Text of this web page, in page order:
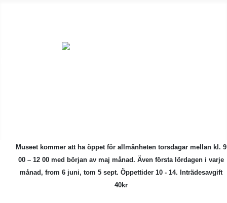
Museet kommer att ha öppet för allmänheten torsdagar mellan kl. 9
00 – 12 00 med början av maj månad. Även första lördagen i varje
månad, from 6 juni, tom 5 sept. Öppettider 10 - 14. Inträdesavgift
40kr